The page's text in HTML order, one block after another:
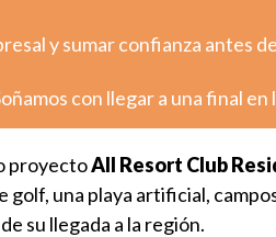
y sumar confianza antes
con llegar a una final
proyectoAll Resort Club
golf, una playa artificial,
su llegada a la región.